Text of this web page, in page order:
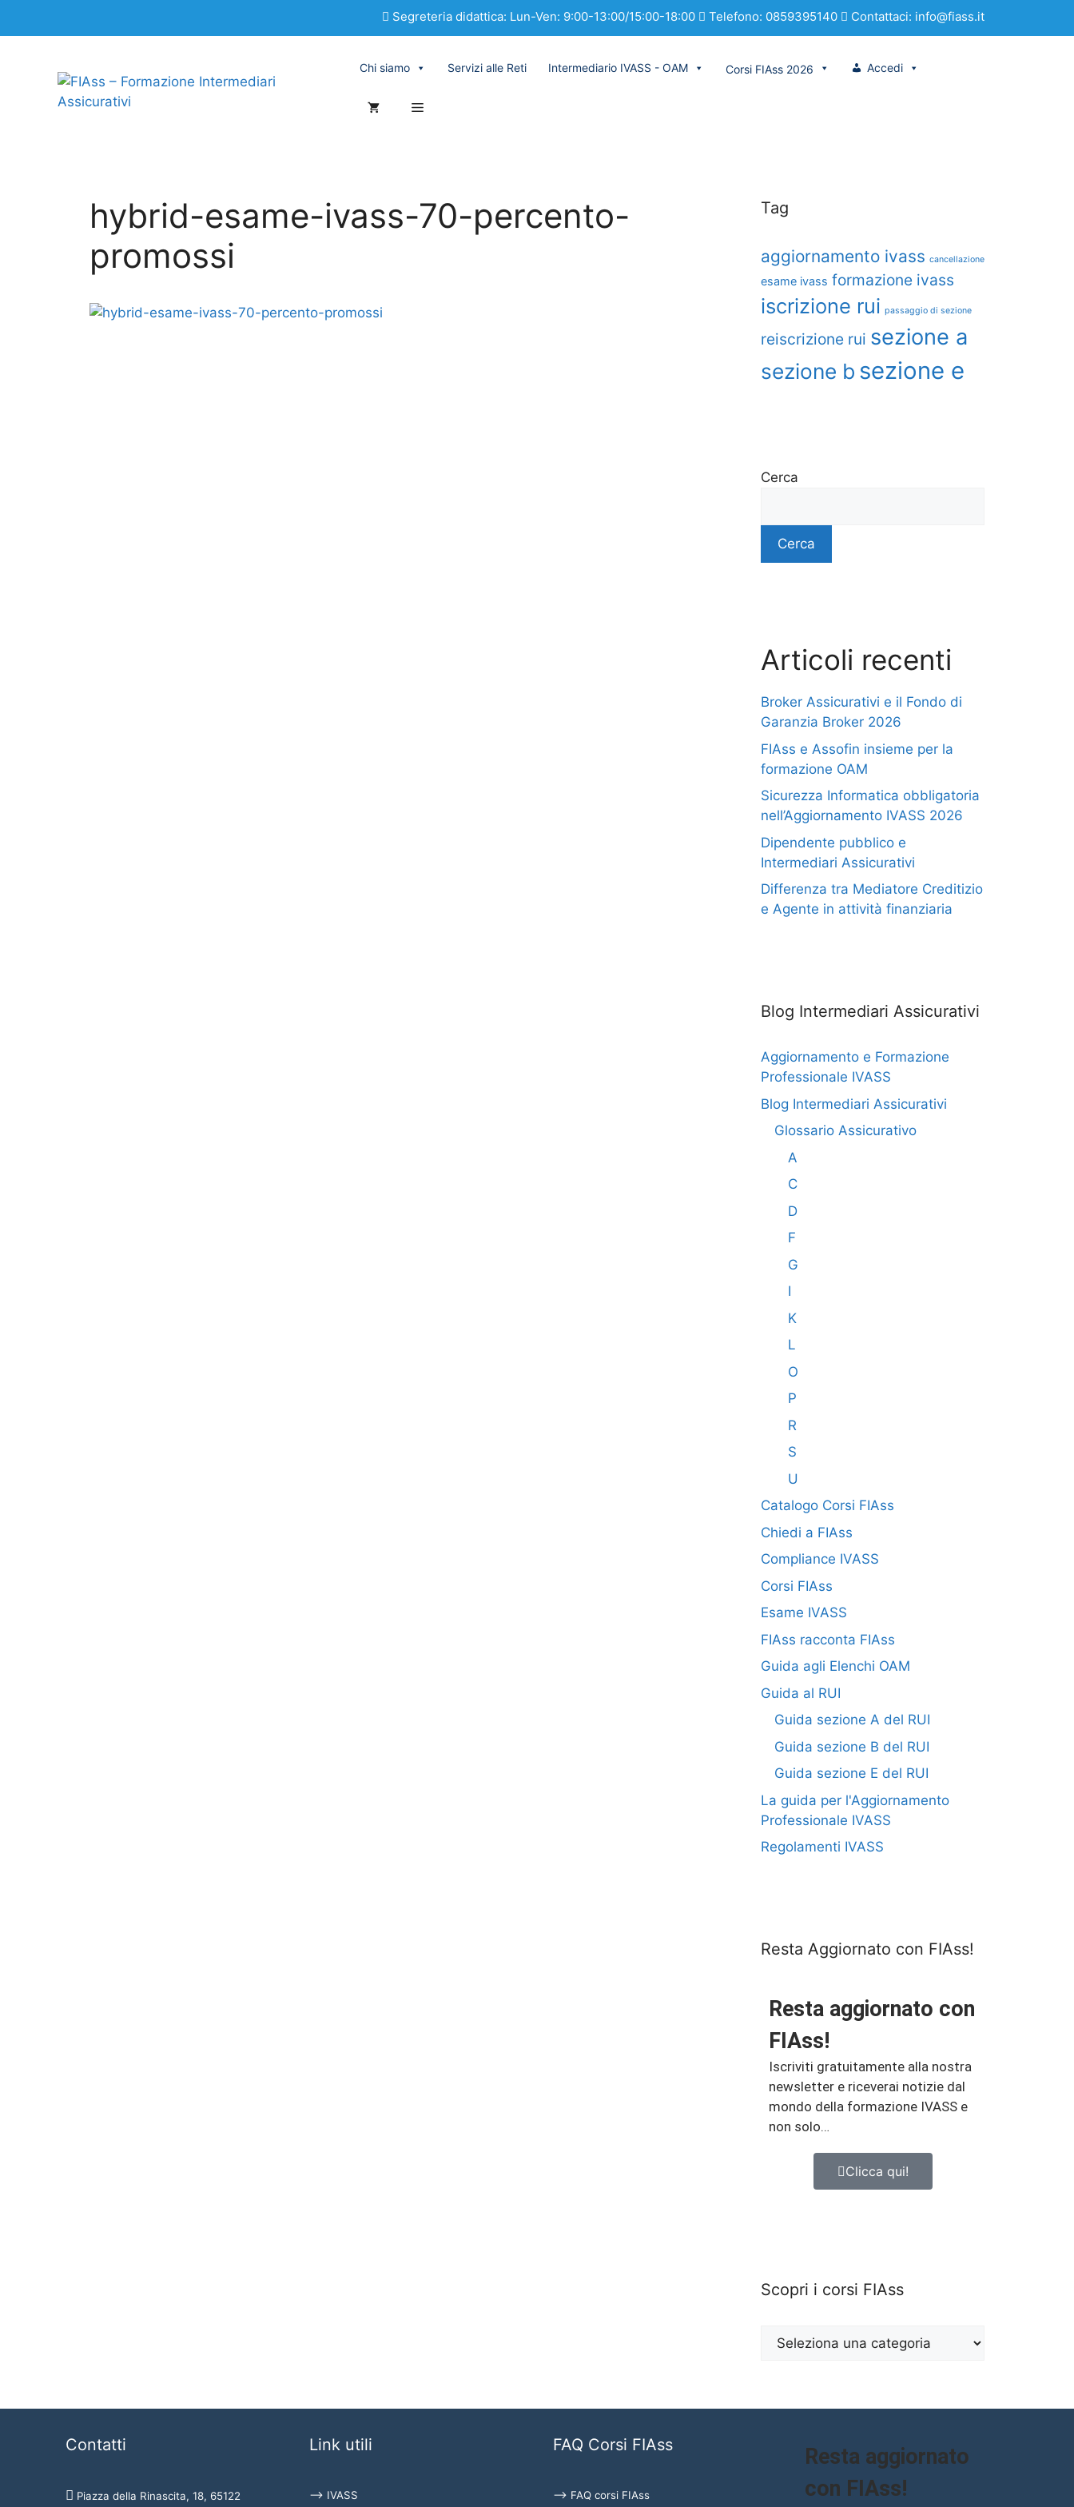
Segreteria didattica: Lun-Ven: 9:00-13:00/15:00-18:00 Telefono: 0859395140 Contattaci: info@fiass.it
Chi siamo Servizi alle Reti Intermediario IVASS - OAM Corsi FIAss 2026 Accedi
hybrid-esame-ivass-70-percento-
promossi
Tag
aggiornamento ivass cancellazione
esame ivass formazione ivass
iscrizione rui passaggio di sezione
reiscrizione rui sezione a
sezione b sezione e
Cerca
Cerca
Articoli recenti
Broker Assicurativi e il Fondo di
Garanzia Broker 2026
FIAss e Assofin insieme per la
formazione OAM
Sicurezza Informatica obbligatoria
nell’Aggiornamento IVASS 2026
Dipendente pubblico e
Intermediari Assicurativi
Differenza tra Mediatore Creditizio
e Agente in attività finanziaria
Blog Intermediari Assicurativi
Aggiornamento e Formazione
Professionale IVASS
Blog Intermediari Assicurativi
Glossario Assicurativo
A
C
D
F
G
I
K
L
O
P
R
S
U
Catalogo Corsi FIAss
Chiedi a FIAss
Compliance IVASS
Corsi FIAss
Esame IVASS
FIAss racconta FIAss
Guida agli Elenchi OAM
Guida al RUI
Guida sezione A del RUI
Guida sezione B del RUI
Guida sezione E del RUI
La guida per l'Aggiornamento
Professionale IVASS
Regolamenti IVASS
Resta Aggiornato con FIAss!
Resta aggiornato con
FIAss!
Iscriviti gratuitamente alla nostra
newsletter e riceverai notizie dal
mondo della formazione IVASS e
non solo…
Clicca qui!
Scopri i corsi FIAss
Contatti
Piazza della Rinascita, 18, 65122
Link utili
⟶ IVASS
FAQ Corsi FIAss
⟶ FAQ corsi FIAss
Resta aggiornato
con FIAss!